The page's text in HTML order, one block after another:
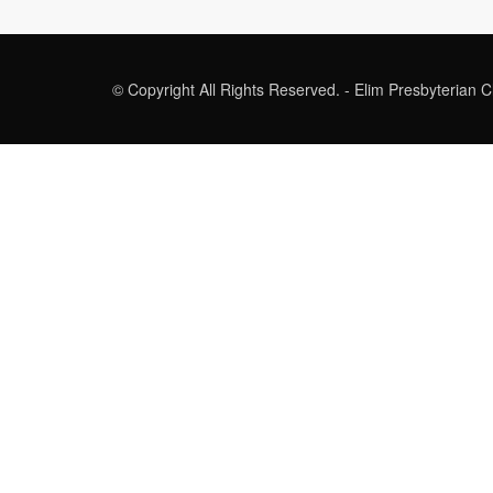
© Copyright All Rights Reserved. - Elim Presbyterian